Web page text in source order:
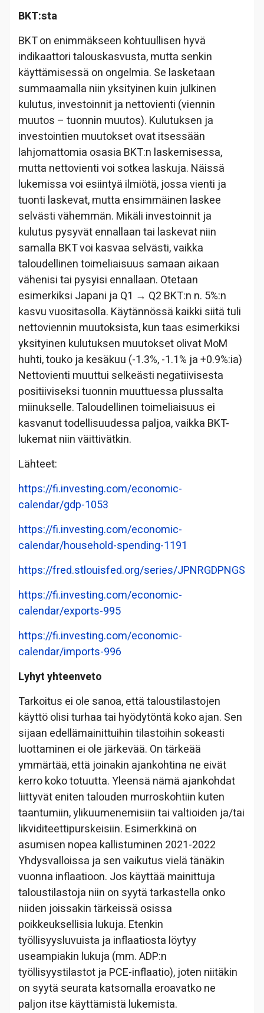
BKT:sta
BKT on enimmäkseen kohtuullisen hyvä
indikaattori talouskasvusta, mutta senkin
käyttämisessä on ongelmia. Se lasketaan
summaamalla niin yksityinen kuin julkinen
kulutus, investoinnit ja nettovienti (viennin
muutos – tuonnin muutos). Kulutuksen ja
investointien muutokset ovat itsessään
lahjomattomia osasia BKT:n laskemisessa,
mutta nettovienti voi sotkea laskuja. Näissä
lukemissa voi esiintyä ilmiötä, jossa vienti ja
tuonti laskevat, mutta ensimmäinen laskee
selvästi vähemmän. Mikäli investoinnit ja
kulutus pysyvät ennallaan tai laskevat niin
samalla BKT voi kasvaa selvästi, vaikka
taloudellinen toimeliaisuus samaan aikaan
vähenisi tai pysyisi ennallaan. Otetaan
esimerkiksi Japani ja Q1 → Q2 BKT:n n. 5%:n
kasvu vuositasolla. Käytännössä kaikki siitä tuli
nettoviennin muutoksista, kun taas esimerkiksi
yksityinen kulutuksen muutokset olivat MoM
huhti, touko ja kesäkuu (-1.3%, -1.1% ja +0.9%:ia)
Nettovienti muuttui selkeästi negatiivisesta
positiiviseksi tuonnin muuttuessa plussalta
miinukselle. Taloudellinen toimeliaisuus ei
kasvanut todellisuudessa paljoa, vaikka BKT-
lukemat niin väittivätkin.
Lähteet:
https://fi.investing.com/economic-
calendar/gdp-1053
https://fi.investing.com/economic-
calendar/household-spending-1191
https://fred.stlouisfed.org/series/JPNRGDPNGS
https://fi.investing.com/economic-
calendar/exports-995
https://fi.investing.com/economic-
calendar/imports-996
Lyhyt yhteenveto
Tarkoitus ei ole sanoa, että taloustilastojen
käyttö olisi turhaa tai hyödytöntä koko ajan. Sen
sijaan edellämainittuihin tilastoihin sokeasti
luottaminen ei ole järkevää. On tärkeää
ymmärtää, että joinakin ajankohtina ne eivät
kerro koko totuutta. Yleensä nämä ajankohdat
liittyvät eniten talouden murroskohtiin kuten
taantumiin, ylikuumenemisiin tai valtioiden ja/tai
likviditeettipurskeisiin. Esimerkkinä on
asumisen nopea kallistuminen 2021-2022
Yhdysvalloissa ja sen vaikutus vielä tänäkin
vuonna inflaatioon. Jos käyttää mainittuja
taloustilastoja niin on syytä tarkastella onko
niiden joissakin tärkeissä osissa
poikkeuksellisia lukuja. Etenkin
työllisyysluvuista ja inflaatiosta löytyy
useampiakin lukuja (mm. ADP:n
työllisyystilastot ja PCE-inflaatio), joten niitäkin
on syytä seurata katsomalla eroavatko ne
paljon itse käyttämistä lukemista.